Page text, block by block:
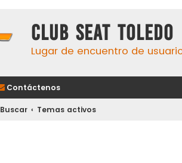
Club Seat Toledo
Lugar de encuentro de
Contáctenos
Buscar Temas activos